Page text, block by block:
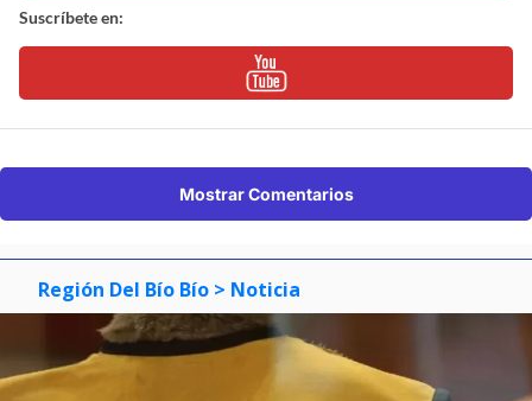
Suscríbete en:
Mostrar Comentarios
Región Del Bío Bío > Noticia